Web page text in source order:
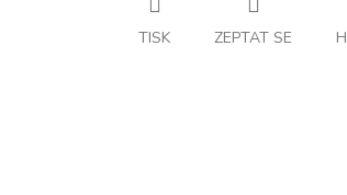
TISK ZEPTAT SE